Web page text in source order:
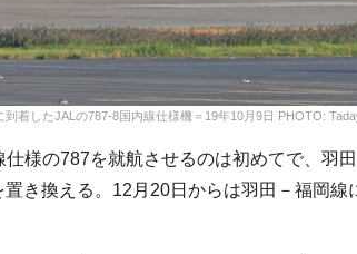
到着したJALの787-8国内線仕様機＝19年10月9日 PHOTO:
様の787を就航させるのは初めてで、羽田
置き換える。12月20日からは羽田－福岡線